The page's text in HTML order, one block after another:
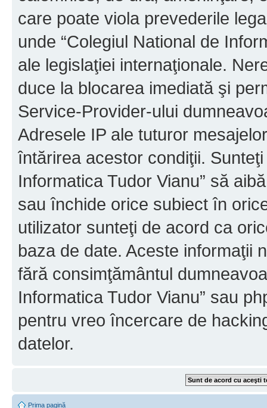
care poate viola prevederile
unde “Colegiul National de
ale legislaţiei internaţionale.
duce la blocarea imediată şi
Service-Provider-ului
Adresele IP ale tuturor
întărirea acestor condiţii.
Informatica Tudor Vianu” să
sau închide orice subiect în
utilizator sunteţi de acord ca
baza de date. Aceste informaţii
fără consimţământul
Informatica Tudor Vianu” sau
pentru vreo încercare de
datelor.
Prima pagină